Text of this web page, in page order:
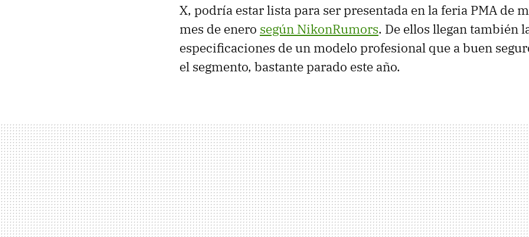
X, podría estar lista para ser presentada en la feria PMA de
mes de enero según NikonRumors. De ellos llegan también
especificaciones de un modelo profesional que a buen
el segmento, bastante parado este año.